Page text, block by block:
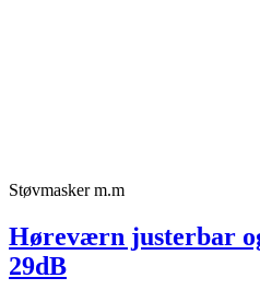
Støvmasker m.m
Høreværn justerbar
29dB